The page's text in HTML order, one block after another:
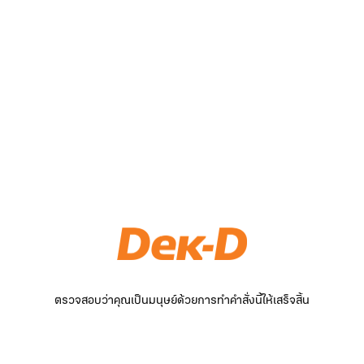
ตรวจสอบว่าคุณเป็นมนุษย์ด้วยการทำคำสั่งนี้ให้เสร็จสิ้น